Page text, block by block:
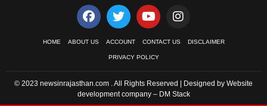
HOME ABOUT US ACCOUNT CONTACT US DISCLAIMER
PRIVACY POLICY
© 2023 newsinrajasthan.com . All Rights Reserved | Designed by Website
development company – DM Stack